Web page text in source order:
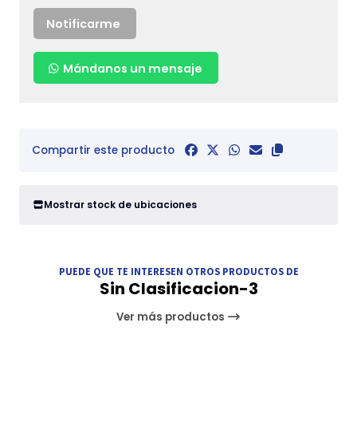
Notificarme
Mándanos un mensaje
Compartir este producto
Mostrar stock de ubicaciones
PUEDE QUE TE INTERESEN OTROS PRODUCTOS DE
Sin Clasificacion-3
Ver más productos